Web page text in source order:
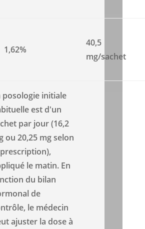
1,62%
40,5
mg/sachet
posologie initiale
est d'un
par jour (16,2
ou 20,25 mg selon
le matin. En
du bilan
de
le médecin
ajuster la dose à